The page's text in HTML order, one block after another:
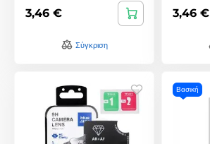
3,46 €
Σύγκριση
3,46 €
Βασική